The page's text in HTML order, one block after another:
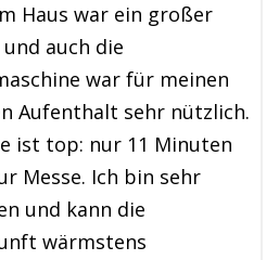
Haus war ein großer
auch die
war für meinen
Aufenthalt sehr nützlich.
ist top: nur 11 Minuten
Messe. Ich bin sehr
und kann die
wärmstens